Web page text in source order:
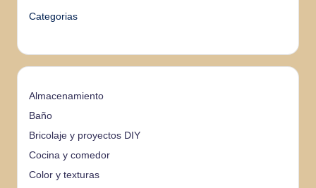
Categorias
Almacenamiento
Baño
Bricolaje y proyectos DIY
Cocina y comedor
Color y texturas